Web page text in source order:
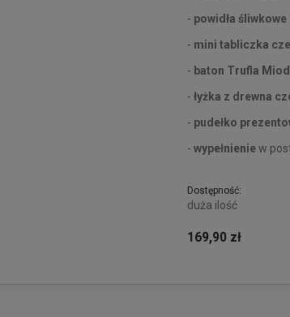
- powidła śliwkowe
- mini tabliczka
- baton Trufla
- łyżka z drewna
- pudełko
- wypełnieniew
Dostępność:
duża ilość
169,90 zł